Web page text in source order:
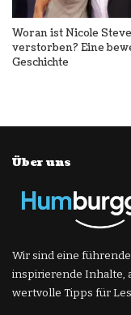
Woran ist Nicole
verstorben? Eine
Geschichte
Über uns
Wir sind eine
inspirierende Inhalte,
wertvolle Tipps für